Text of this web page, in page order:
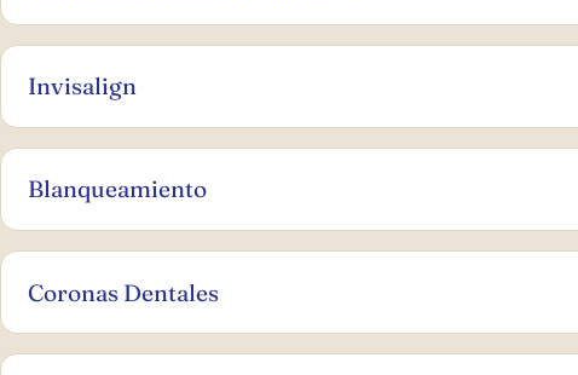
Invisalign
Blanqueamiento
Coronas Dentales